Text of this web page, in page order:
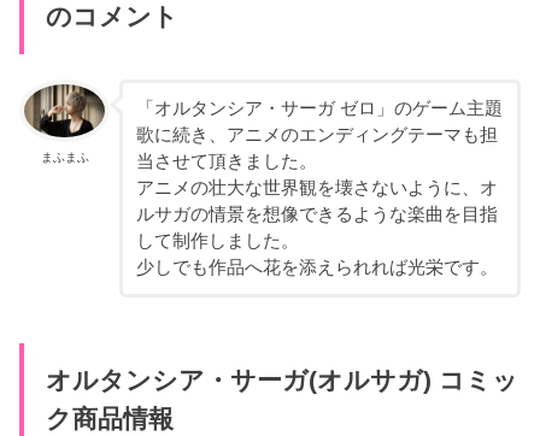
のコメント
まふまふ
「オルタンシア・サーガ ゼロ」のゲーム主題
歌に続き、アニメのエンディングテーマも担
当させて頂きました。
アニメの壮大な世界観を壊さないように、オ
ルサガの情景を想像できるような楽曲を目指
して制作しました。
少しでも作品へ花を添えられれば光栄です。
オルタンシア・サーガ(オルサガ) コミッ
ク商品情報